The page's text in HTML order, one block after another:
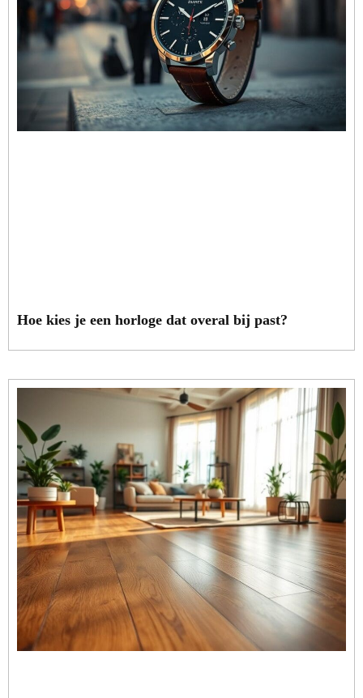
Hoe kies je een horloge dat overal bij past?